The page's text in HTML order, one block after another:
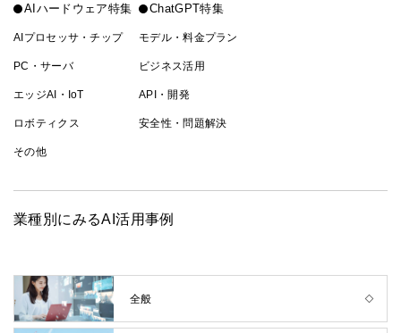
AIハードウェア特集
AIプロセッサ・チップ
PC・サーバ
エッジAI・IoT
ロボティクス
その他
ChatGPT特集
モデル・料金プラン
ビジネス活用
API・開発
安全性・問題解決
業種別にみるAI活用事例
全般